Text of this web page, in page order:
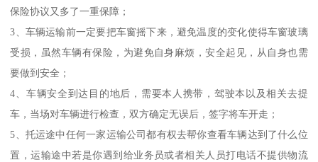
保险协议又多了一重保障；
3、车辆运输前一定要把车窗摇下来，避免温度的变化使得车窗玻璃
受损，虽然车辆有保险，为避免自身麻烦，安全起见，从自身也需
要做到安全；
4、车辆安全到达目的地后，需要本人携带，驾驶本以及相关去提
车，当场对车辆进行检查，双方确定无误后，签字将车开走；
5、托运途中任何一家运输公司都有权去帮你查看车辆达到了什么位
置，运输途中若是你遇到给业务员或者相关人员打电话不提供物流